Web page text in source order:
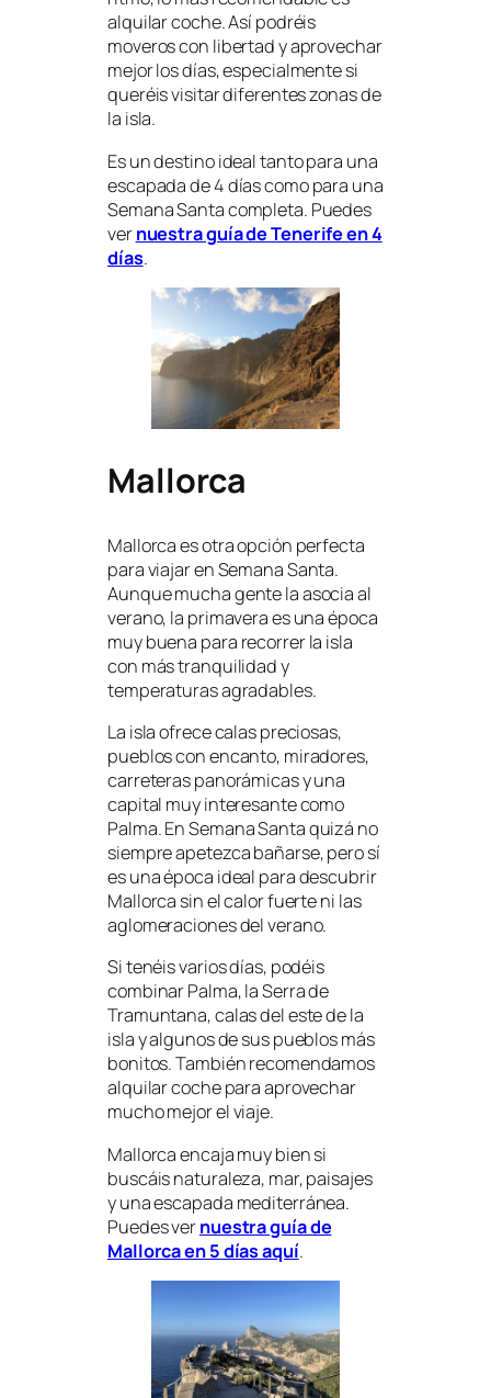
alquilar coche. Así podréis
moveros con libertad y aprovechar
mejor los días, especialmente si
queréis visitar diferentes zonas de
la isla.
Es un destino ideal tanto para una
escapada de 4 días como para una
Semana Santa completa. Puedes
vernuestra guía de Tenerife en 4
días.
Mallorca
Mallorca es otra opción perfecta
para viajar en Semana Santa.
Aunque mucha gente la asocia al
verano, la primavera es una época
muy buena para recorrer la isla
con más tranquilidad y
temperaturas agradables.
La isla ofrece calas preciosas,
pueblos con encanto, miradores,
carreteras panorámicas y una
capital muy interesante como
Palma. En Semana Santa quizá no
siempre apetezca bañarse, pero sí
es una época ideal para descubrir
Mallorca sin el calor fuerte ni las
aglomeraciones del verano.
Si tenéis varios días, podéis
combinar Palma, la Serra de
Tramuntana, calas del este de la
isla y algunos de sus pueblos más
bonitos. También recomendamos
alquilar coche para aprovechar
mucho mejor el viaje.
Mallorca encaja muy bien si
buscáis naturaleza, mar, paisajes
y una escapada mediterránea.
Puedes vernuestra guía de
Mallorca en 5 días aquí.